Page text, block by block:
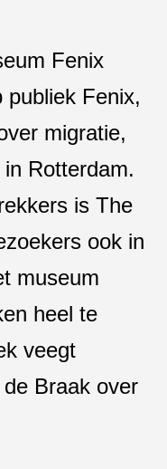
Fenix
publiek Fenix,
migratie,
Rotterdam.
is The
ook in
museum
heel te
veegt
Braak over